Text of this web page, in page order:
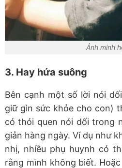
Ảnh minh
3. Hay hứa suông
Bên cạnh một số lời nói
giữ gìn sức khỏe cho con)
có thói quen nói dối trong
giản hàng ngày. Ví dụ như
nhị, nhiều phụ huynh có
rằng mình không biết.